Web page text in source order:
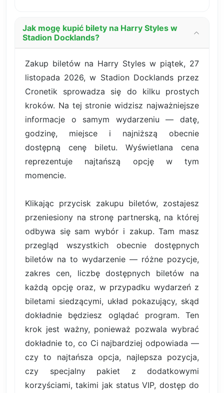
Jak mogę kupić bilety na Harry Styles w
Stadion Docklands?
Zakup biletów na Harry Styles w piątek, 27
listopada 2026, w Stadion Docklands przez
Cronetik sprowadza się do kilku prostych
kroków. Na tej stronie widzisz najważniejsze
informacje o samym wydarzeniu — datę,
godzinę, miejsce i najniższą obecnie
dostępną cenę biletu. Wyświetlana cena
reprezentuje najtańszą opcję w tym
momencie.
Klikając przycisk zakupu biletów, zostajesz
przeniesiony na stronę partnerską, na której
odbywa się sam wybór i zakup. Tam masz
przegląd wszystkich obecnie dostępnych
biletów na to wydarzenie — różne pozycje,
zakres cen, liczbę dostępnych biletów na
każdą opcję oraz, w przypadku wydarzeń z
biletami siedzącymi, układ pokazujący, skąd
dokładnie będziesz oglądać program. Ten
krok jest ważny, ponieważ pozwala wybrać
dokładnie to, co Ci najbardziej odpowiada —
czy to najtańsza opcja, najlepsza pozycja,
czy specjalny pakiet z dodatkowymi
korzyściami, takimi jak status VIP, dostęp do